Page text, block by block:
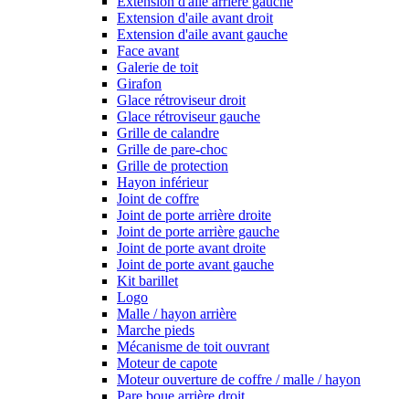
Extension d'aile avant droit
Extension d'aile avant gauche
Face avant
Galerie de toit
Girafon
Glace rétroviseur droit
Glace rétroviseur gauche
Grille de calandre
Grille de pare-choc
Grille de protection
Hayon inférieur
Joint de coffre
Joint de porte arrière droite
Joint de porte arrière gauche
Joint de porte avant droite
Joint de porte avant gauche
Kit barillet
Logo
Malle / hayon arrière
Marche pieds
Mécanisme de toit ouvrant
Moteur de capote
Moteur ouverture de coffre / malle / hayon
Pare boue arrière droit